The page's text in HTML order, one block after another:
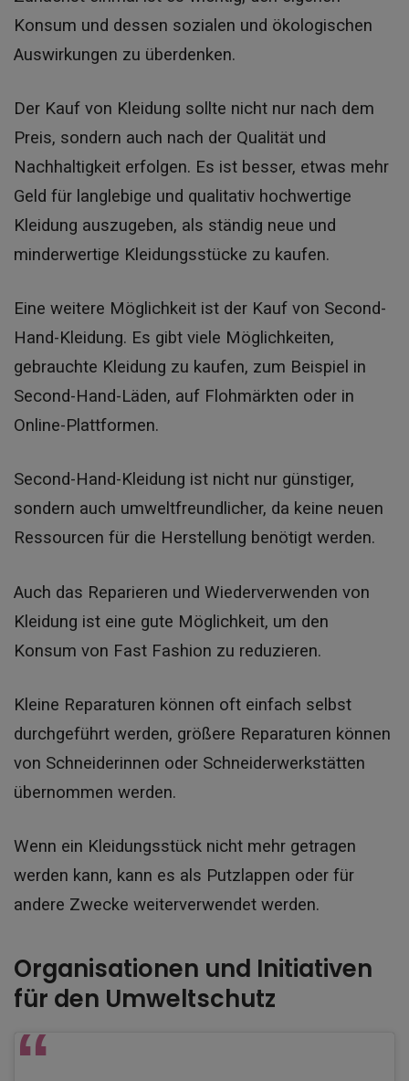
Konsum und dessen sozialen und ökologischen
Auswirkungen zu überdenken.
Der Kauf von Kleidung sollte nicht nur nach dem
Preis, sondern auch nach der Qualität und
Nachhaltigkeit erfolgen. Es ist besser, etwas mehr
Geld für langlebige und qualitativ hochwertige
Kleidung auszugeben, als ständig neue und
minderwertige Kleidungsstücke zu kaufen.
Eine weitere Möglichkeit ist der Kauf von Second-
Hand-Kleidung. Es gibt viele Möglichkeiten,
gebrauchte Kleidung zu kaufen, zum Beispiel in
Second-Hand-Läden, auf Flohmärkten oder in
Online-Plattformen.
Second-Hand-Kleidung ist nicht nur günstiger,
sondern auch umweltfreundlicher, da keine neuen
Ressourcen für die Herstellung benötigt werden.
Auch das Reparieren und Wiederverwenden von
Kleidung ist eine gute Möglichkeit, um den
Konsum von Fast Fashion zu reduzieren.
Kleine Reparaturen können oft einfach selbst
durchgeführt werden, größere Reparaturen können
von Schneiderinnen oder Schneiderwerkstätten
übernommen werden.
Wenn ein Kleidungsstück nicht mehr getragen
werden kann, kann es als Putzlappen oder für
andere Zwecke weiterverwendet werden.
Organisationen und Initiativen
für den Umweltschutz